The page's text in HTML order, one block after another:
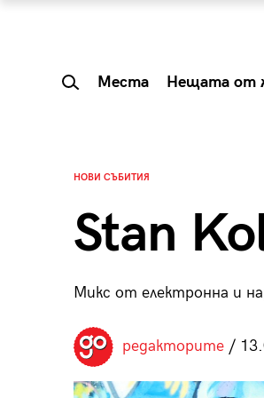
Места Нещата от
НОВИ СЪБИТИЯ
Stan
Микс от електронна и
редакторите/